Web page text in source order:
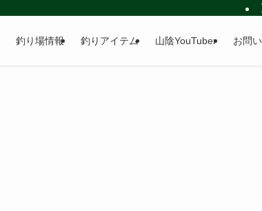
釣り場情報 釣りアイテム 山陰YouTuber お問